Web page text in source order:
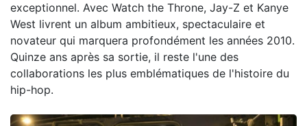
exceptionnel. Avec Watch the Throne, Jay-Z et Kanye
West livrent un album ambitieux, spectaculaire et
novateur qui marquera profondément les années 2010.
Quinze ans après sa sortie, il reste l'une des
collaborations les plus emblématiques de l'histoire du
hip-hop.